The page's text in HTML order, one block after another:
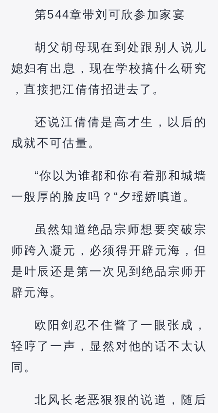
第544章带刘可欣参加家宴
胡父胡母现在到处跟别人说儿
媳妇有出息，现在学校搞什么研究
，直接把江倩倩招进去了。
还说江倩倩是高才生，以后的
成就不可估量。
“你以为谁都和你有着那和城墙
一般厚的脸皮吗？“夕瑶娇嗔道。
虽然知道绝品宗师想要突破宗
师跨入凝元，必须得开辟元海，但
是叶辰还是第一次见到绝品宗师开
辟元海。
欧阳剑忍不住瞥了一眼张成，
轻哼了一声，显然对他的话不太认
同。
北风长老恶狠狠的说道，随后